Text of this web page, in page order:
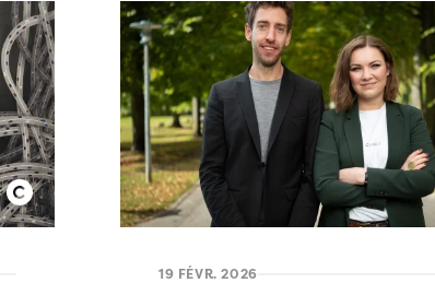
19 FÉVR. 2026